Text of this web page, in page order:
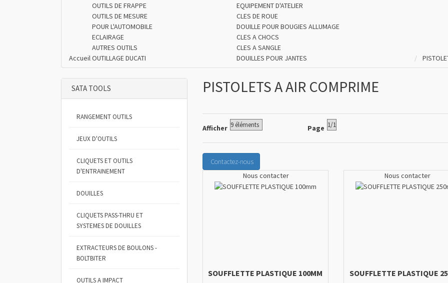
Accueil
OUTILS DE FRAPPE
OUTILS DE MESURE
POUR L'AUTOMOBILE
ECLAIRAGE
AUTRES OUTILS
OUTILLAGE DUCATI
EQUIPEMENT D'ATELIER
CLES DE ROUE
DOUILLE POUR BOUGIES ALLUMAGE
CLES A CHOCS
CLES A SANGLE
DOUILLES POUR JANTES
SATA TOOLS
RANGEMENT OUTILS
JEUX D'OUTILS
CLIQUETS ET OUTILS
D'ENTRAINEMENT
DOUILLES
CLIQUETS PASS-THRU ET
SYSTEMES DE DOUILLES
EXTRACTEURS DE BOULONS -
BOLTBITER
OUTILS A IMPACT
PISTOLETS A AIR COMPRIME
Afficher Page
Contactez-nous
Nous contacter
SOUFFLETTE PLASTIQUE 100MM
Nous contacter
SOUFFLETTE PLASTIQUE